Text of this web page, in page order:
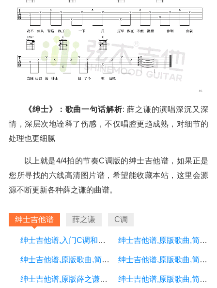
《绅士》：歌曲一句话解析: 薛之谦的演唱深沉又深
情，深层次地诠释了伤感，不仅唱腔更趋成熟，对细节的
处理也更细腻
以上就是4/4拍的节奏C调版的绅士吉他谱，如果正是
您所寻找的六线高清图片谱，希望能收藏本站，这里会源
源不断更新各种薛之谦的曲谱。
绅士吉他谱 薛之谦 C调
绅士吉他谱,入门C调和弦谱,酷音小伟编配,薛之谦版 绅士吉他谱,原版歌曲,简单C调弹唱教学,六线谱指弹简谱3张图
绅士吉他谱,原版歌曲,简单C调弹唱教学,六线谱指弹简谱2张图 绅士吉他谱,原版歌曲,简单G调弹唱教学,六线谱指弹简谱1张图
绅士吉他谱,原版薛之谦歌曲,简单C调弹唱教学,六线谱指弹简谱图 绅士吉他谱,原版歌曲,简单弹唱谱弹唱教学,六线谱指弹简谱2张图